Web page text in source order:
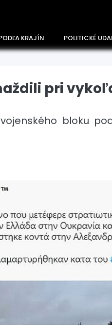
KRAJÍN POLITICKÉ
pri
bloku